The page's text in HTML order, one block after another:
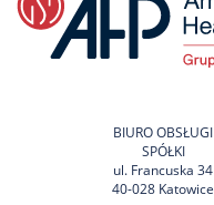
BIURO OBSŁUGI
SPÓŁKI
ul. Francuska 34
40-028 Katowice